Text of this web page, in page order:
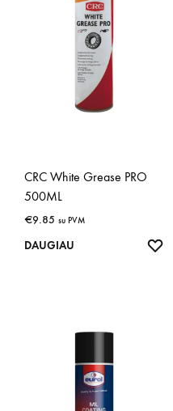
CRC White Grease PRO
500ML
€9.85 su PVM
DAUGIAU